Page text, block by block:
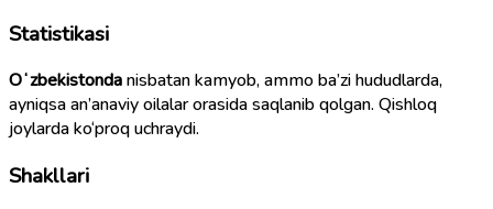
Statistikasi
Oʻzbekistondanisbatan kamyob, ammo ba’zi hududlarda,
ayniqsa an’anaviy oilalar orasida saqlanib qolgan. Qishloq
joylarda ko‘proq uchraydi.
Shakllari